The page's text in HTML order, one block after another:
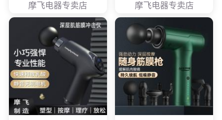
摩飞电器专卖店 摩飞电器专卖店